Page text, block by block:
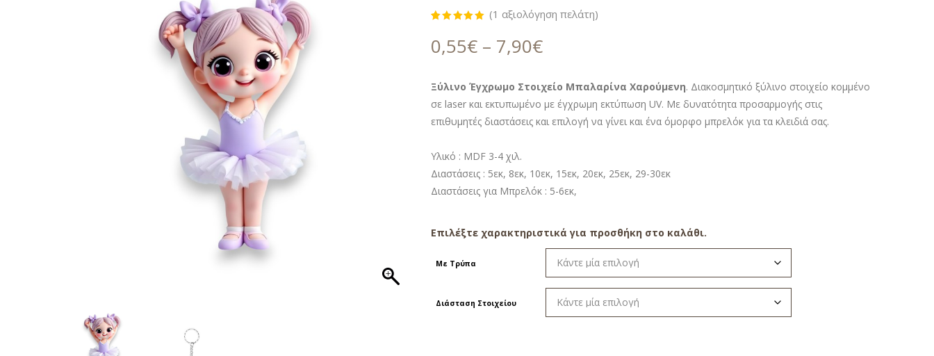
από 5 με
βάση
(1 αξιολόγηση πελάτη)
0,55€ – 7,90€
Ξύλινο Έγχρωμο Στοιχείο Μπαλαρίνα Χαρούμενη. Διακοσμητικό ξύλινο στοιχείο κομμένο
σε laser και εκτυπωμένο με έγχρωμη εκτύπωση UV. Με δυνατότητα προσαρμογής στις
επιθυμητές διαστάσεις και επιλογή να γίνει και ένα όμορφο μπρελόκ για τα κλειδιά σας.
Υλικό : MDF 3-4 χιλ.
Διαστάσεις : 5εκ, 8εκ, 10εκ, 15εκ, 20εκ, 25εκ, 29-30εκ
Διαστάσεις για Μπρελόκ : 5-6εκ,
Επιλέξτε χαρακτηριστικά για προσθήκη στο καλάθι.
Με Τρύπα
Διάσταση Στοιχείου